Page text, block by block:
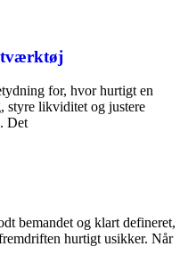
for, hvor hurtigt en
styre likviditet og justere
Det
bemandet og klart defineret,
hurtigt usikker. Når